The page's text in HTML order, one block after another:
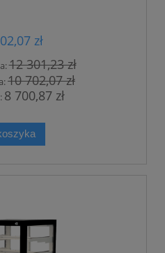
zł
12 301,23 zł
10 702,07 zł
8 700,87 zł